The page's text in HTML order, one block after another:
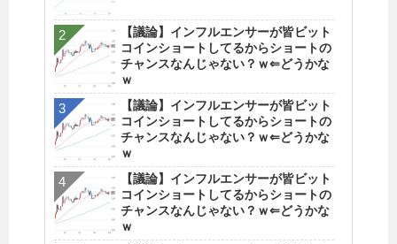
【議論】インフルエンサーが皆ビット
コインショートしてるからショートの
チャンスなんじゃない？ｗ⇐どうかな
ｗ
【議論】インフルエンサーが皆ビット
コインショートしてるからショートの
チャンスなんじゃない？ｗ⇐どうかな
ｗ
【議論】インフルエンサーが皆ビット
コインショートしてるからショートの
チャンスなんじゃない？ｗ⇐どうかな
ｗ